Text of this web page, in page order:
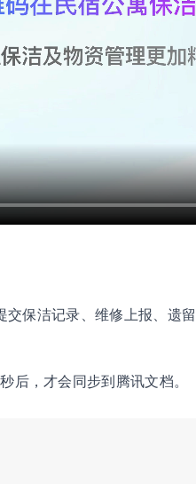
交保洁记录、维修上报、遗
后，才会同步到腾讯文档。